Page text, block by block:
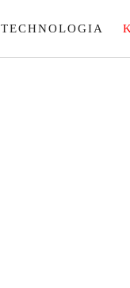
TECHNOLOGIA